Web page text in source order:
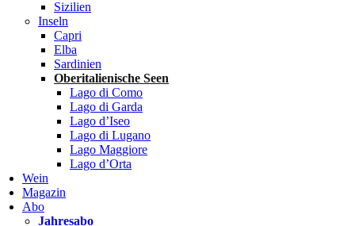
Sizilien
Inseln
Capri
Elba
Sardinien
Oberitalienische Seen
Lago di Como
Lago di Garda
Lago d’Iseo
Lago di Lugano
Lago Maggiore
Lago d’Orta
Wein
Magazin
Abo
Jahresabo